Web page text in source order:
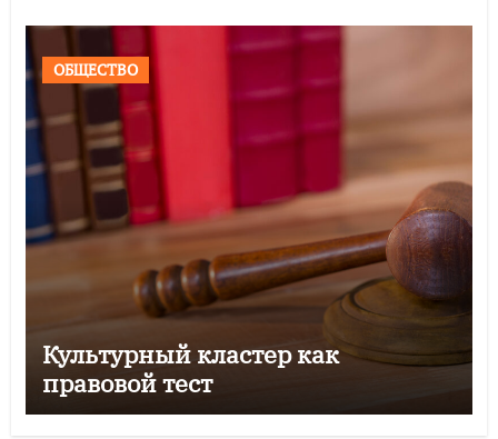
ОБЩЕСТВО
Культурный кластер как
правовой тест